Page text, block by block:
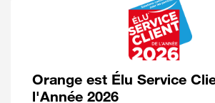
Orange est Élu Service
l'Année 2026